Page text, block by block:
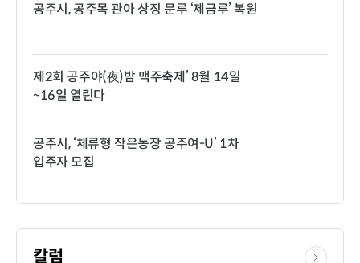
공주시, 공주목 관아 상징 문루 ‘제금루’ 복원
제2회 공주야(夜)밤 맥주축제’ 8월 14일
~16일 열린다
공주시, ‘체류형 작은농장 공주여-U’ 1차
입주자 모집
칼럼